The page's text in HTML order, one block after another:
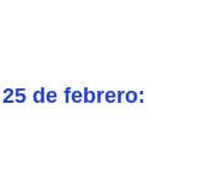
de febrero: